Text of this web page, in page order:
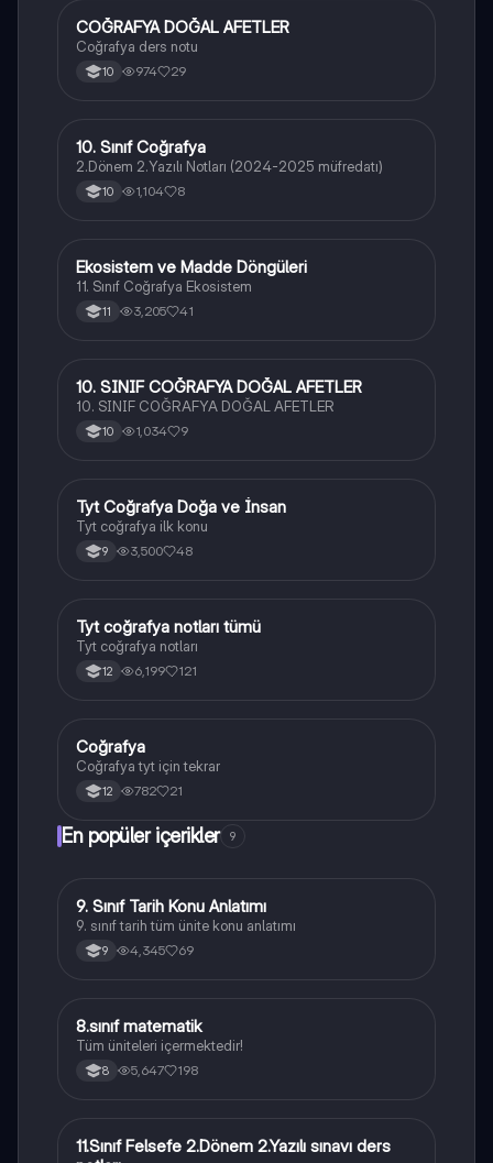
Coğrafya
COĞRAFYA DOĞAL AFETLER
Coğrafya ders notu
10 974 29
Coğrafya
10. Sınıf Coğrafya
2.Dönem 2.Yazılı Notları (2024-2025 müfredatı)
10 1,104 8
Coğrafya
Ekosistem ve Madde Döngüleri
11. Sınıf Coğrafya Ekosistem
11 3,205 41
Coğrafya
10. SINIF COĞRAFYA DOĞAL AFETLER
10. SINIF COĞRAFYA DOĞAL AFETLER
10 1,034 9
Coğrafya
Tyt Coğrafya Doğa ve İnsan
Tyt coğrafya ilk konu
9 3,500 48
Coğrafya
Tyt coğrafya notları tümü
Tyt coğrafya notları
12 6,199 121
Coğrafya
Coğrafya
Coğrafya tyt için tekrar
12 782 21
En popüler içerikler 9
Tarih
9. Sınıf Tarih Konu Anlatımı
9. sınıf tarih tüm ünite konu anlatımı
9 4,345 69
Matematik
8.sınıf matematik
Tüm üniteleri içermektedir!
8 5,647 198
Felsefe
11.Sınıf Felsefe 2.Dönem 2.Yazılı sınavı ders